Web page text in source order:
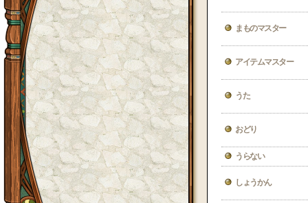
まものマスター
アイテムマスター
うた
おどり
うらない
しょうかん